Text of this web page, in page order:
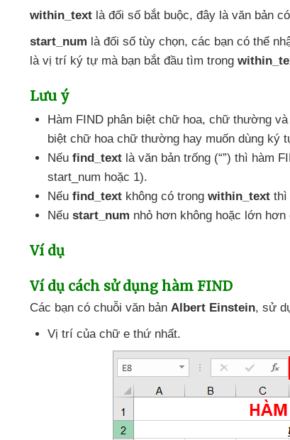
within_text là đối số bắt buộc, đây là văn bản
start_num là đối số tùy chọn, các bạn có thể
là vị trí ký tự mà bạn bắt đầu tìm trong
Lưu ý
Hàm FIND phân biệt chữ hoa, chữ thường
biệt chữ hoa chữ thường hay muốn dùng ký
Nếu find_text là văn bản trống (“”) thì hàm
start_num hoặc 1).
Nếu find_text không có trong within_text thì
Nếu start_num nhỏ hơn không hoặc lớn hơn
Ví dụ
Ví dụ cách sử dụng hàm FIND
Các bạn có chuỗi văn bản Albert Einstein, sử
Vị trí của chữ e thứ nhất.